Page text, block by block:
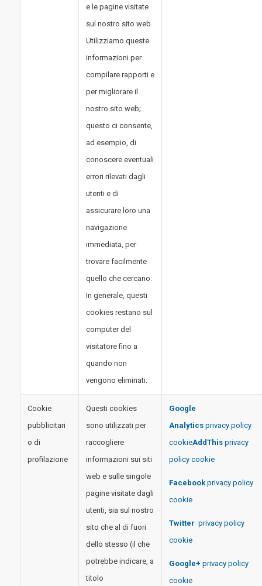
e le pagine visitate
sul nostro sito web.
Utilizziamo queste
informazioni per
compilare rapporti e
per migliorare il
nostro sito web;
questo ci consente,
ad esempio, di
conoscere eventuali
errori rilevati dagli
utenti e di
assicurare loro una
navigazione
immediata, per
trovare facilmente
quello che cercano.
In generale, questi
cookies restano sul
computer del
visitatore fino a
quando non
vengono eliminati.
Cookie
pubblicitari
o di
profilazione
Questi cookies
sono utilizzati per
raccogliere
informazioni sui siti
web e sulle singole
pagine visitate dagli
utenti, sia sul nostro
sito che al di fuori
dello stesso (il che
potrebbe indicare, a
titolo
Google
Analytics privacy policy
cookieAddThis privacy
policy cookie
Facebookprivacy policy
cookie
Twitter privacy policy
cookie
Google+ privacy policy
cookie